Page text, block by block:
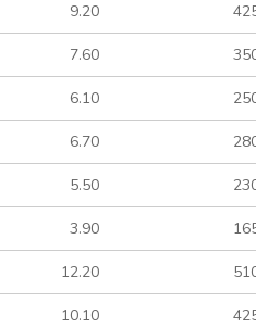
9.20
7.60
6.10
6.70
5.50
3.90
12.20
10.10